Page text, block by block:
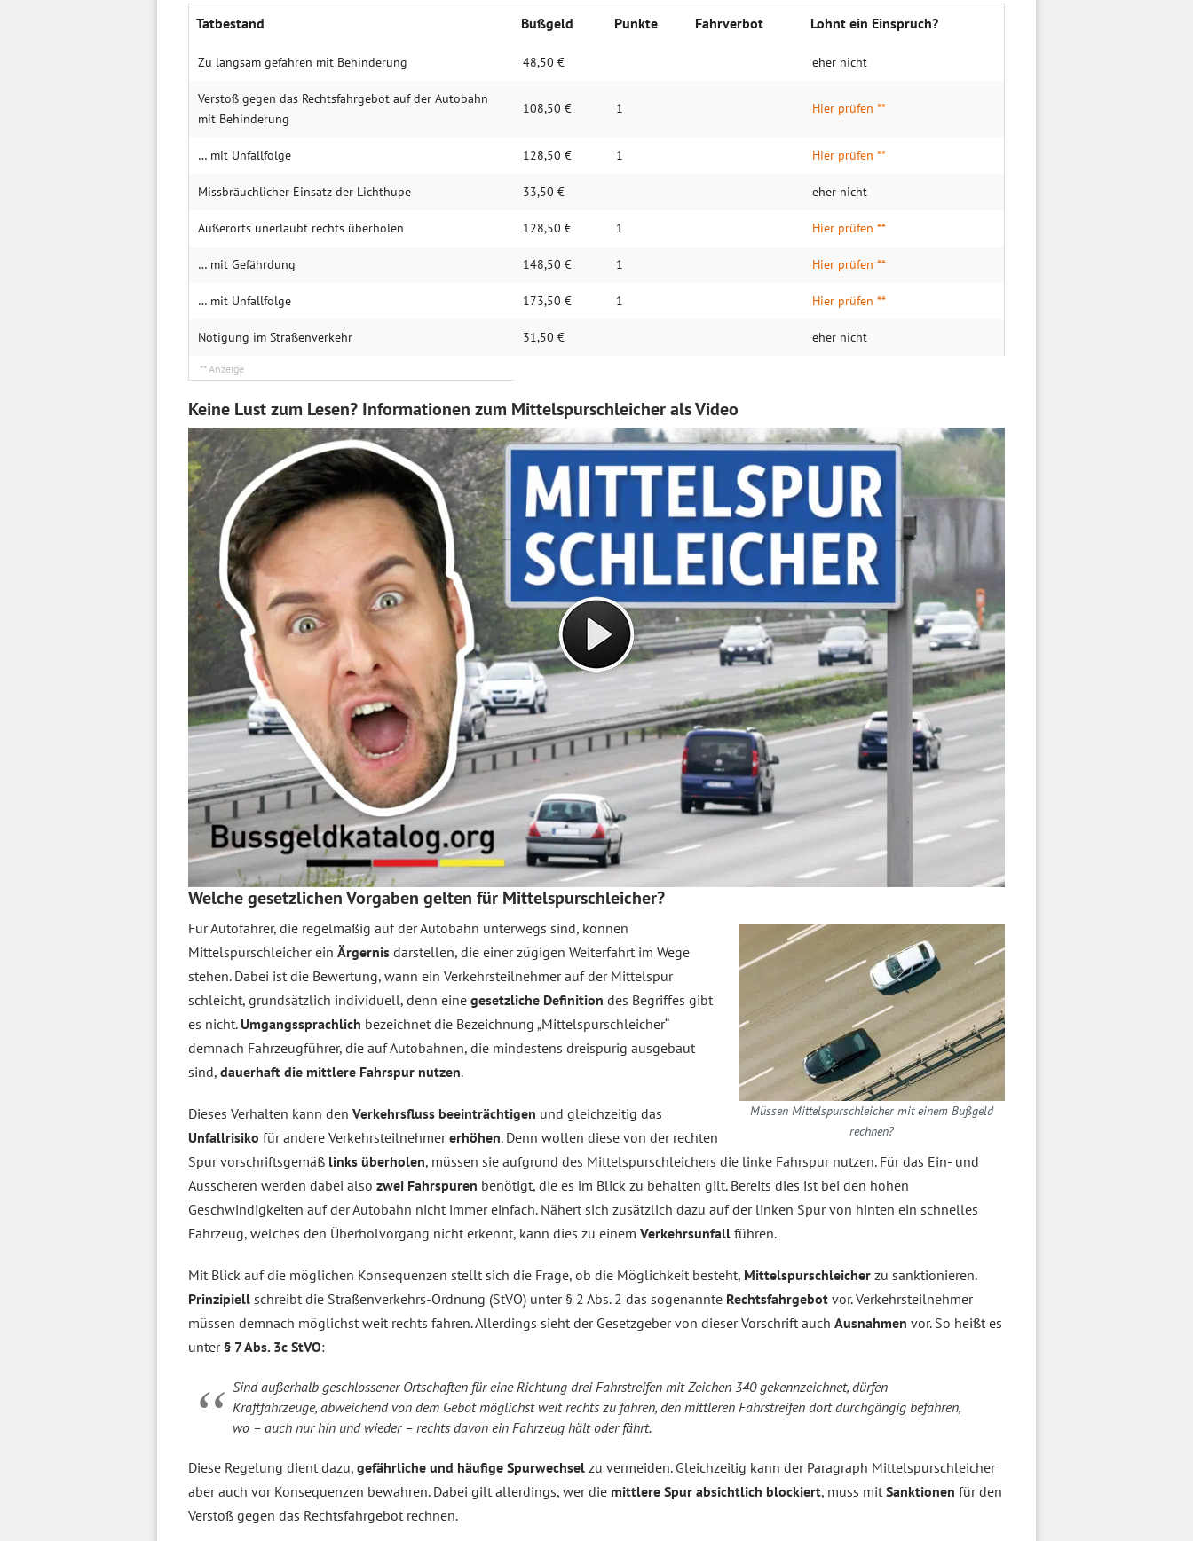
Tatbestand Bußgeld Punkte Fahrverbot Lohnt ein Einspruch?
Zu langsam gefahren mit Behinderung 48,50 € eher nicht
Verstoß gegen das Rechtsfahrgebot auf der Autobahn
mit Behinderung
108,50 € 1 Hier prüfen **
… mit Unfallfolge 128,50 € 1 Hier prüfen **
Missbräuchlicher Einsatz der Lichthupe 33,50 € eher nicht
Außerorts unerlaubt rechts überholen 128,50 € 1 Hier prüfen **
… mit Gefährdung 148,50 € 1 Hier prüfen **
… mit Unfallfolge 173,50 € 1 Hier prüfen **
Nötigung im Straßenverkehr 31,50 € eher nicht
Keine Lust zum Lesen? Informationen zum Mittelspurschleicher als Video
Welche gesetzlichen Vorgaben gelten für Mittelspurschleicher?
Müssen Mittelspurschleicher mit einem Bußgeld
rechnen?
Für Autofahrer, die regelmäßig auf der Autobahn unterwegs sind, können
Mittelspurschleicher ein Ärgernis darstellen, die einer zügigen Weiterfahrt im Wege
stehen. Dabei ist die Bewertung, wann ein Verkehrsteilnehmer auf der Mittelspur
schleicht, grundsätzlich individuell, denn eine gesetzliche Definition des Begriffes gibt
es nicht. Umgangssprachlich bezeichnet die Bezeichnung „Mittelspurschleicher“
demnach Fahrzeugführer, die auf Autobahnen, die mindestens dreispurig ausgebaut
sind, dauerhaft die mittlere Fahrspur nutzen.
Dieses Verhalten kann den Verkehrsfluss beeinträchtigen und gleichzeitig das
Unfallrisiko für andere Verkehrsteilnehmererhöhen. Denn wollen diese von der rechten
Spur vorschriftsgemäß links überholen, müssen sie aufgrund des Mittelspurschleichers die linke Fahrspur nutzen. Für das Ein- und
Ausscheren werden dabei also zwei Fahrspuren benötigt, die es im Blick zu behalten gilt. Bereits dies ist bei den hohen
Geschwindigkeiten auf der Autobahn nicht immer einfach. Nähert sich zusätzlich dazu auf der linken Spur von hinten ein schnelles
Fahrzeug, welches den Überholvorgang nicht erkennt, kann dies zu einem Verkehrsunfall führen.
Mit Blick auf die möglichen Konsequenzen stellt sich die Frage, ob die Möglichkeit besteht, Mittelspurschleicher zu sanktionieren.
Prinzipiell schreibt die Straßenverkehrs-Ordnung (StVO) unter § 2 Abs. 2 das sogenannte Rechtsfahrgebot vor. Verkehrsteilnehmer
müssen demnach möglichst weit rechts fahren. Allerdings sieht der Gesetzgeber von dieser Vorschrift auch Ausnahmen vor. So heißt es
unter§ 7 Abs. 3c StVO:
Sind außerhalb geschlossener Ortschaften für eine Richtung drei Fahrstreifen mit Zeichen 340 gekennzeichnet, dürfen
Kraftfahrzeuge, abweichend von dem Gebot möglichst weit rechts zu fahren, den mittleren Fahrstreifen dort durchgängig befahren,
wo – auch nur hin und wieder – rechts davon ein Fahrzeug hält oder fährt.
Diese Regelung dient dazu, gefährliche und häufige Spurwechsel zu vermeiden. Gleichzeitig kann der Paragraph Mittelspurschleicher
aber auch vor Konsequenzen bewahren. Dabei gilt allerdings, wer die mittlere Spur absichtlich blockiert, muss mit Sanktionen für den
Verstoß gegen das Rechtsfahrgebot rechnen.